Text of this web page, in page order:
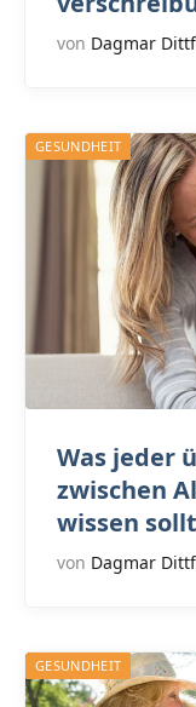
von Dagmar
GESUNDHEIT
Was jeder
zwischen
wissen
von Dagmar
GESUNDHEIT